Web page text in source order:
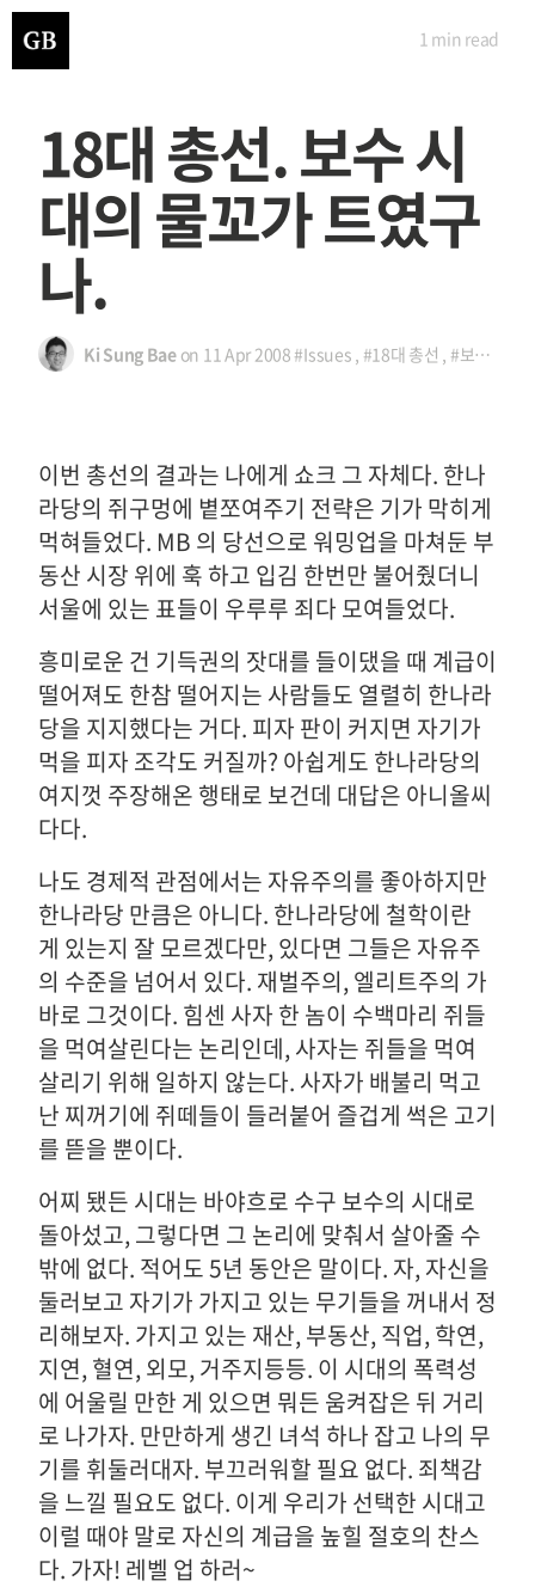
18대 총선. 보수 시
대의 물꼬가 트였구
나.
Ki Sung Baeon 11 Apr 2008#Issues , #18대 총선 , #보수의 시대
1 min read
이번 총선의 결과는 나에게 쇼크 그 자체다. 한나
라당의 쥐구멍에 볕쪼여주기 전략은 기가 막히게
먹혀들었다. MB 의 당선으로 워밍업을 마쳐둔 부
동산 시장 위에 훅 하고 입김 한번만 불어줬더니
서울에 있는 표들이 우루루 죄다 모여들었다.
흥미로운 건 기득권의 잣대를 들이댔을 때 계급이
떨어져도 한참 떨어지는 사람들도 열렬히 한나라
당을 지지했다는 거다. 피자 판이 커지면 자기가
먹을 피자 조각도 커질까? 아쉽게도 한나라당의
여지껏 주장해온 행태로 보건데 대답은 아니올씨
다다.
나도 경제적 관점에서는 자유주의를 좋아하지만
한나라당 만큼은 아니다. 한나라당에 철학이란
게 있는지 잘 모르겠다만, 있다면 그들은 자유주
의 수준을 넘어서 있다. 재벌주의, 엘리트주의 가
바로 그것이다. 힘센 사자 한 놈이 수백마리 쥐들
을 먹여살린다는 논리인데, 사자는 쥐들을 먹여
살리기 위해 일하지 않는다. 사자가 배불리 먹고
난 찌꺼기에 쥐떼들이 들러붙어 즐겁게 썩은 고기
를 뜯을 뿐이다.
어찌 됐든 시대는 바야흐로 수구 보수의 시대로
돌아섰고, 그렇다면 그 논리에 맞춰서 살아줄 수
밖에 없다. 적어도 5년 동안은 말이다. 자, 자신을
둘러보고 자기가 가지고 있는 무기들을 꺼내서 정
리해보자. 가지고 있는 재산, 부동산, 직업, 학연,
지연, 혈연, 외모, 거주지등등. 이 시대의 폭력성
에 어울릴 만한 게 있으면 뭐든 움켜잡은 뒤 거리
로 나가자. 만만하게 생긴 녀석 하나 잡고 나의 무
기를 휘둘러대자. 부끄러워할 필요 없다. 죄책감
을 느낄 필요도 없다. 이게 우리가 선택한 시대고
이럴 때야 말로 자신의 계급을 높힐 절호의 찬스
다. 가자! 레벨 업 하러~